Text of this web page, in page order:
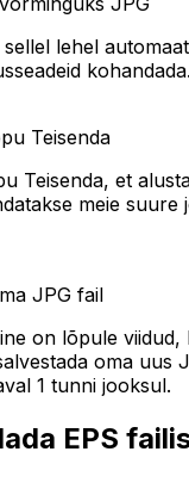
lehel
kohandada.
Teisenda
Teisenda, et
meie suure
JPG fail
on lõpule
oma uus
1 tunni jooksul.
EPS